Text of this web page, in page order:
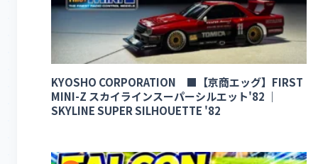
KYOSHO CORPORATION ■【京商エッグ】FIRST
MINI-Z スカイラインスーパーシルエット'82 ｜
SKYLINE SUPER SILHOUETTE '82